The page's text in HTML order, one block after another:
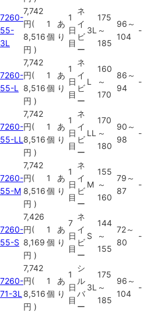
7260-
55-
3L
7,742
円(
8,516
円 )
1
個
あ
り
1
日
目
ネ
イ
ビ
ー
3L
175
～
185
96～
104
-
7260-
55-L
7,742
円(
8,516
円 )
1
個
あ
り
1
日
目
ネ
イ
ビ
ー
L
160
～
170
86～
94
-
7260-
55-LL
7,742
円(
8,516
円 )
1
個
あ
り
1
日
目
ネ
イ
ビ
ー
LL
170
～
180
90～
98
-
7260-
55-M
7,742
円(
8,516
円 )
1
個
あ
り
1
日
目
ネ
イ
ビ
ー
M
155
～
160
79～
87
-
7260-
55-S
7,426
円(
8,169
円 )
1
個
あ
り
7
日
目
ネ
イ
ビ
ー
S
144
～
155
72～
80
-
7260-
71-3L
7,742
円(
8,516
円 )
1
個
あ
り
1
日
目
シ
ル
バ
ー
3L
175
～
185
96～
104
-